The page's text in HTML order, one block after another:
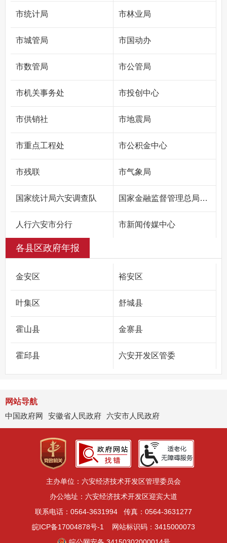
市统计局 市林业局
市城管局 市国动办
市数管局 市公管局
市机关事务处 市投创中心
市供销社 市地震局
市重点工程处 市公积金中心
市残联 市气象局
国家统计局六安调查队 国家金融监督管理总局六安监管分局
人行六安市分行 市新闻传媒中心
市红十字会
各县区政府年报
金安区 裕安区
叶集区 舒城县
霍山县 金寨县
霍邱县 六安开发区管委
网站导航
中国政府网
安徽省人民政府 六安市人民政府
主办单位：六安经济技术开发区管理委员会
办公地址：六安经济技术开发区迎宾大道
联系电话：0564-3631994
传真：0564-3631277
皖ICP备17004878号-1
网站标识码：3415000073